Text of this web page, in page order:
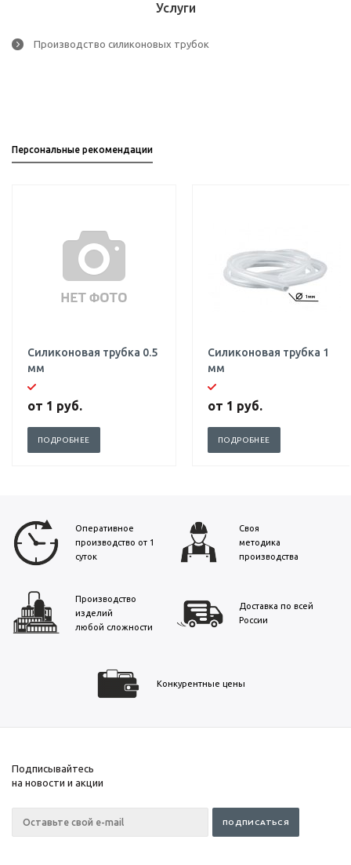
Услуги
Производство силиконовых трубок
Персональные рекомендации
Силиконовая трубка 0.5
мм
от 1 руб.
ПОДРОБНЕЕ
Силиконовая трубка 1
мм
от 1 руб.
ПОДРОБНЕЕ
Оперативное
производство от 1
суток
Своя
методика
производства
Производство
изделий
любой сложности
Доставка по всей
России
Конкурентные цены
Подписывайтесь
на новости и акции